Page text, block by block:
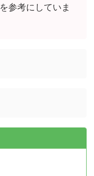
を参考にしていま